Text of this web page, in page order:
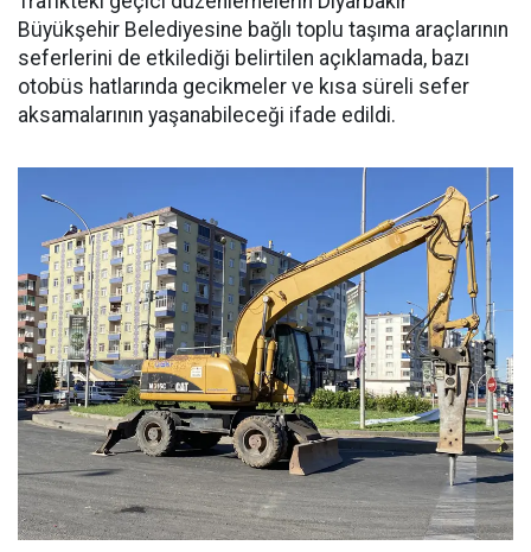
Büyükşehir Belediyesine bağlı toplu taşıma araçlarının
seferlerini de etkilediği belirtilen açıklamada, bazı
otobüs hatlarında gecikmeler ve kısa süreli sefer
aksamalarının yaşanabileceği ifade edildi.